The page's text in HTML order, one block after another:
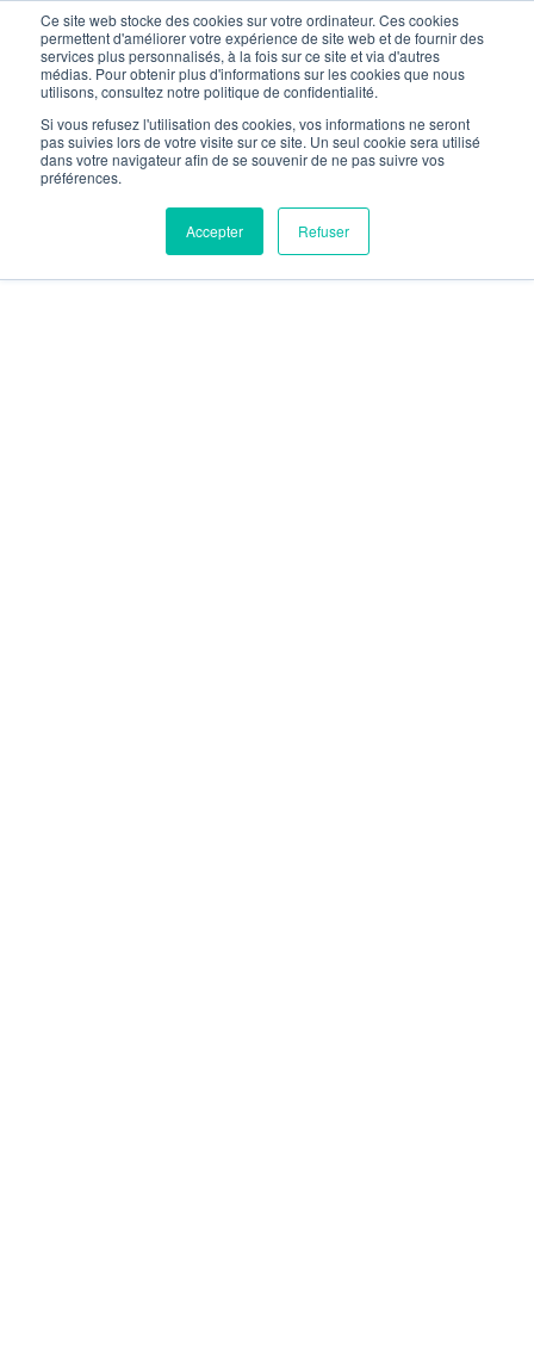
Ce site web stocke des cookies sur votre ordinateur. Ces cookies
permettent d'améliorer votre expérience de site web et de fournir des
services plus personnalisés, à la fois sur ce site et via d'autres
médias. Pour obtenir plus d'informations sur les cookies que nous
utilisons, consultez notre politique de confidentialité.
Si vous refusez l'utilisation des cookies, vos informations ne seront
pas suivies lors de votre visite sur ce site. Un seul cookie sera utilisé
dans votre navigateur afin de se souvenir de ne pas suivre vos
préférences.
Accepter Refuser